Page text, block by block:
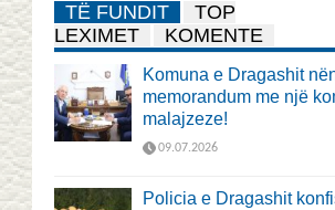
TË FUNDIT
TOP
LEXIMET
KOMENTE
Komuna e Dragashit
memorandum me një
malajzeze!
09.07.2026
Policia e Dragashit